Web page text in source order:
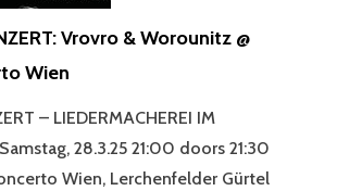
Vrovro & Worounitz @
Wien
– LIEDERMACHEREI IM
28.3.25 21:00 doors 21:30
Wien, Lerchenfelder Gürtel